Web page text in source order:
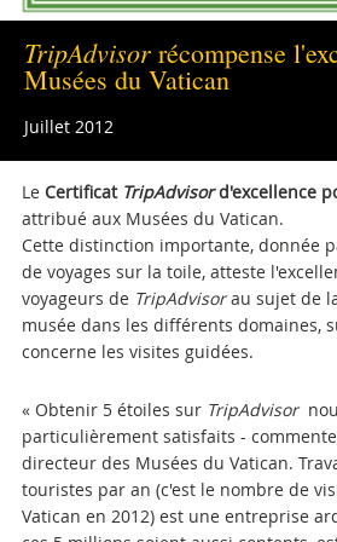
TripAdvisor récompense
Musées du Vatican
Juillet 2012
Le Certificat TripAdvisord'excellence
attribué aux Musées du Vatican.
Cette distinction importante, donnée
de voyages sur la toile, atteste
voyageurs de TripAdvisorau sujet de
musée dans les différents domaines,
concerne les visites guidées.
« Obtenir 5 étoiles sur TripAdvisor
particulièrement satisfaits -
directeur des Musées du Vatican.
touristes par an (c'est le nombre de
Vatican en 2012) est une entreprise